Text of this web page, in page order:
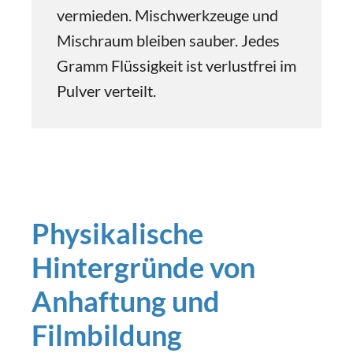
vermieden. Mischwerkzeuge und
Mischraum bleiben sauber. Jedes
Gramm Flüssigkeit ist verlustfrei im
Pulver verteilt.
Physikalische
Hintergründe von
Anhaftung und
Filmbildung